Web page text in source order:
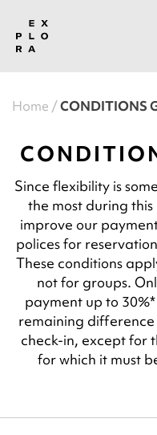
Home CONDITIONS
Since flexibility is
the most during
improve our
polices for
These conditions
not for groups.
payment up to
remaining
check-in, except for
for which it must